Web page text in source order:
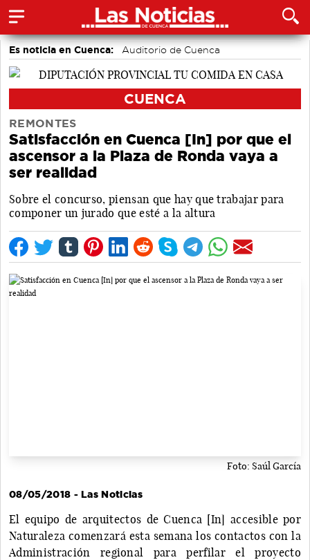
Es noticia en Cuenca: Auditorio de Cuenca
CUENCA
REMONTES
Satisfacción en Cuenca [In] por que el
ascensor a la Plaza de Ronda vaya a
ser realidad
Sobre el concurso, piensan que hay que trabajar para
componer un jurado que esté a la altura
Foto: Saúl García
08/05/2018 - Las Noticias
El equipo de arquitectos de Cuenca [In] accesible por
Naturaleza comenzará esta semana los contactos con la
Administración regional para perfilar el proyecto